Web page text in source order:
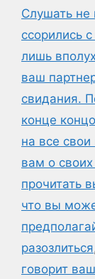
Слушать не
ссорились
лишь
ваш
свидания.
конце
на все свои
вам о своих
прочитать
что вы
разозлиться
говорит